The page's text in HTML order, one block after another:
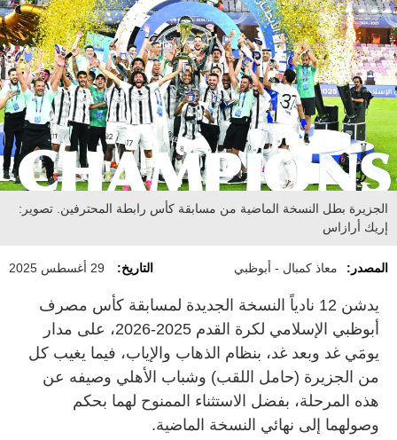
الجزيرة بطل النسخة الماضية من مسابقة كأس رابطة المحترفين. تصوير:
إريك أرازاس
المصدر: معاذ كمبال - أبوظبي التاريخ: 29 أغسطس 2025
يدشن 12 نادياً النسخة الجديدة لمسابقة كأس مصرف
أبوظبي الإسلامي لكرة القدم 2025-2026، على مدار
يومَي غد وبعد غد، بنظام الذهاب والإياب، فيما يغيب كل
من الجزيرة (حامل اللقب) وشباب الأهلي وصيفه عن
هذه المرحلة، بفضل الاستثناء الممنوح لهما بحكم
وصولهما إلى نهائي النسخة الماضية.